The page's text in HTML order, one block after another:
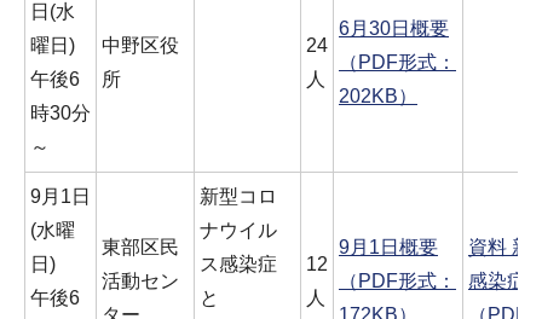
日(水
曜日)
午後6
時30分
～
中野区役
所
24
人
6月30日概要
（PDF形式：
202KB）
9月1日
(水曜
日)
午後6
東部区民
活動セン
ター
新型コロ
ナウイル
ス感染症
と
12
人
9月1日概要
（PDF形式：
172KB）
資料 新
感染症
（PDF